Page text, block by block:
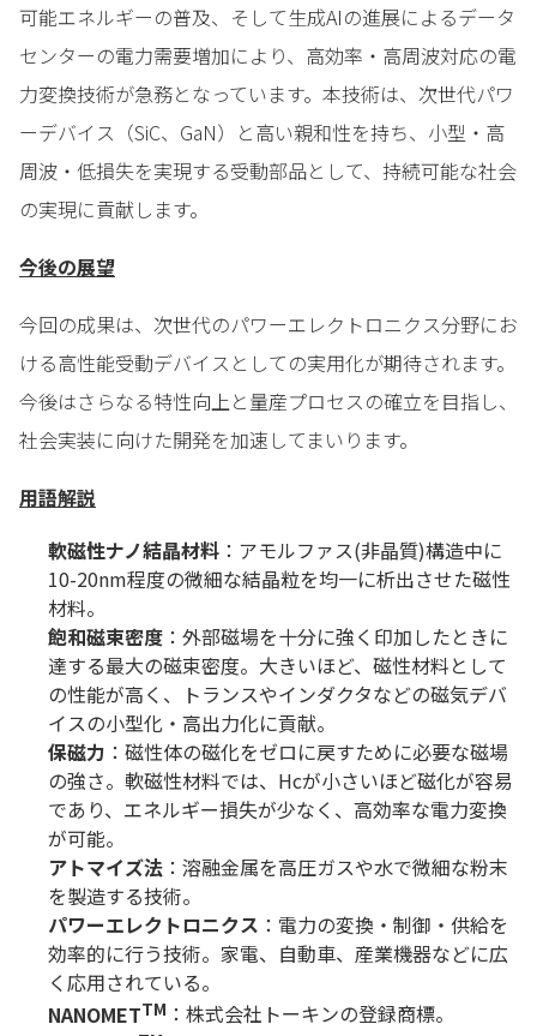
可能エネルギーの普及、そして生成AIの進展によるデータ
センターの電力需要増加により、高効率・高周波対応の電
力変換技術が急務となっています。本技術は、次世代パワ
ーデバイス（SiC、GaN）と高い親和性を持ち、小型・高
周波・低損失を実現する受動部品として、持続可能な社会
の実現に貢献します。
今後の展望
今回の成果は、次世代のパワーエレクトロニクス分野にお
ける高性能受動デバイスとしての実用化が期待されます。
今後はさらなる特性向上と量産プロセスの確立を目指し、
社会実装に向けた開発を加速してまいります。
用語解説
軟磁性ナノ結晶材料 ：アモルファス(非晶質)構造中に
10-20nm程度の微細な結晶粒を均一に析出させた磁性
材料。
飽和磁束密度 ：外部磁場を十分に強く印加したときに
達する最大の磁束密度。大きいほど、磁性材料として
の性能が高く、トランスやインダクタなどの磁気デバ
イスの小型化・高出力化に貢献。
保磁力 ：磁性体の磁化をゼロに戻すために必要な磁場
の強さ。軟磁性材料では、Hcが小さいほど磁化が容易
であり、エネルギー損失が少なく、高効率な電力変換
が可能。
アトマイズ法 ：溶融金属を高圧ガスや水で微細な粉末
を製造する技術。
パワーエレクトロニクス ：電力の変換・制御・供給を
効率的に行う技術。家電、自動車、産業機器などに広
く応用されている。
NANOMETTM ：株式会社トーキンの登録商標。